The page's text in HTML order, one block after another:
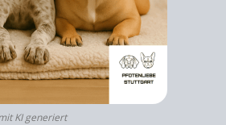
KI generiert